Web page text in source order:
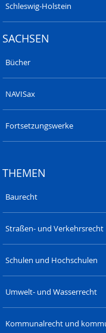
Schleswig-Holstein
SACHSEN
Bücher
NAVISax
Fortsetzungswerke
THEMEN
Baurecht
Straßen- und Verkehrsrecht
Schulen und Hochschulen
Umwelt- und Wasserrecht
Kommunalrecht und